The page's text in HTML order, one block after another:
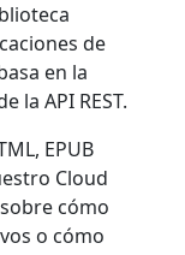
de
en la
la API REST.
EPUB
Cloud
cómo
o cómo